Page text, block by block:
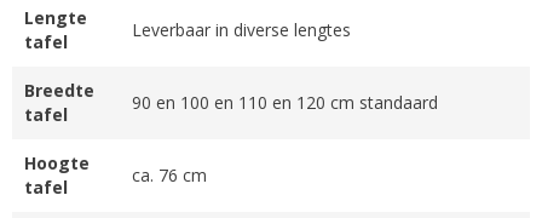
Lengte
tafel
Leverbaar in diverse lengtes
Breedte
tafel
90 en 100 en 110 en 120 cm standaard
Hoogte
tafel
ca. 76 cm